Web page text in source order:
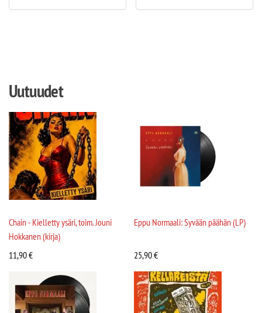
Uutuudet
Chain - Kielletty ysäri, toim. Jouni
Hokkanen (kirja)
11,90€
Eppu Normaali: Syvään päähän (LP)
25,90€